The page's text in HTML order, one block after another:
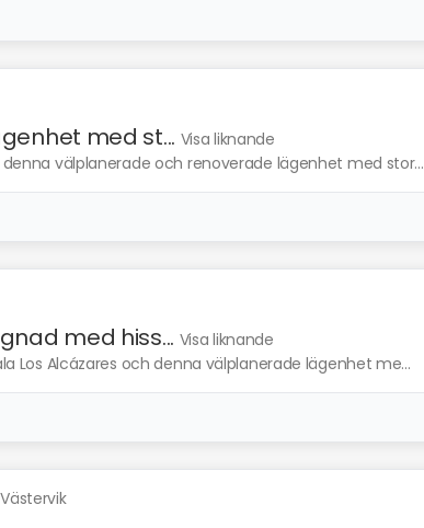
med st... Visa liknande
välplanerade och renoverade lägenhet med stor...
med hiss... Visa liknande
Los Alcázares och denna välplanerade lägenhet me...
Västervik